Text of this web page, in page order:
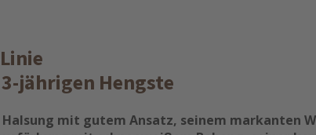
jährigen Hengste
mit gutem Ansatz, seinem markanten